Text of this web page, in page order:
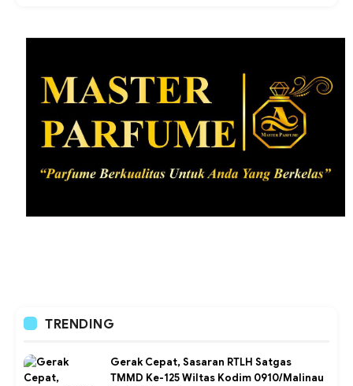
TRENDING
Gerak Cepat, Sasaran RTLH Satgas
TMMD Ke-125 Wiltas Kodim 0910/Malinau